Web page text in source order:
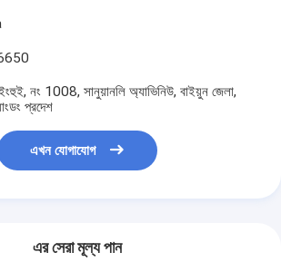
নং 1008, সানুয়ানলি অ্যাভিনিউ, বাইয়ুন জেলা,
প্রদেশ
এখন যোগাযোগ
এর সেরা মূল্য পান